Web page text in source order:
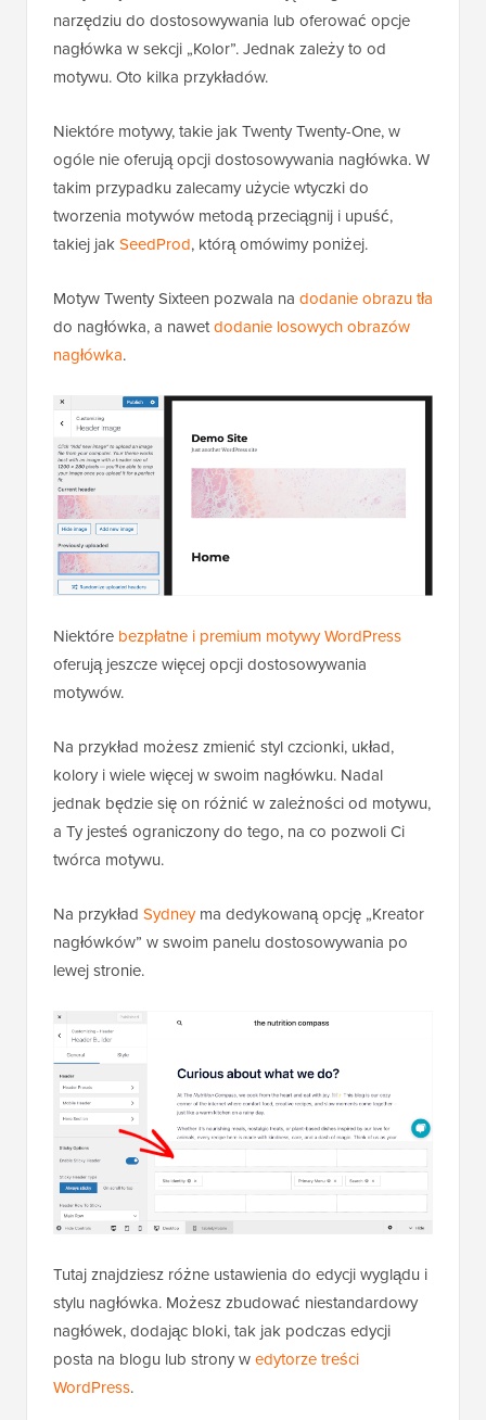
narzędziu do dostosowywania lub oferować opcje
nagłówka w sekcji „Kolor”. Jednak zależy to od
motywu. Oto kilka przykładów.
Niektóre motywy, takie jak Twenty Twenty-One, w
ogóle nie oferują opcji dostosowywania nagłówka. W
takim przypadku zalecamy użycie wtyczki do
tworzenia motywów metodą przeciągnij i upuść,
takiej jakSeedProd, którą omówimy poniżej.
Motyw Twenty Sixteen pozwala na dodanie obrazu tła
do nagłówka, a nawetdodanie losowych obrazów
nagłówka.
Niektóre bezpłatne i premium motywy WordPress
oferują jeszcze więcej opcji dostosowywania
motywów.
Na przykład możesz zmienić styl czcionki, układ,
kolory i wiele więcej w swoim nagłówku. Nadal
jednak będzie się on różnić w zależności od motywu,
a Ty jesteś ograniczony do tego, na co pozwoli Ci
twórca motywu.
Na przykład Sydneyma dedykowaną opcję „Kreator
nagłówków” w swoim panelu dostosowywania po
lewej stronie.
Tutaj znajdziesz różne ustawienia do edycji wyglądu i
stylu nagłówka. Możesz zbudować niestandardowy
nagłówek, dodając bloki, tak jak podczas edycji
posta na blogu lub strony wedytorze treści
WordPress.